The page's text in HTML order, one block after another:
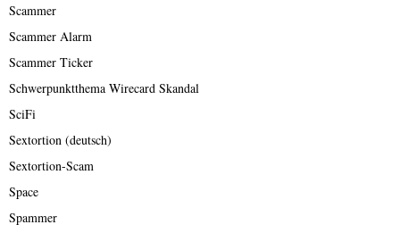
Scammer
Scammer Alarm
Scammer Ticker
Schwerpunktthema Wirecard Skandal
SciFi
Sextortion (deutsch)
Sextortion-Scam
Space
Spammer